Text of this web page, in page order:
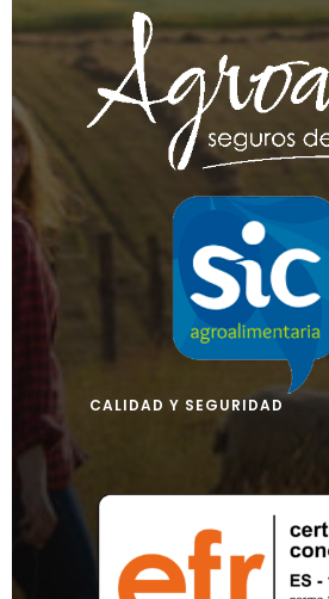
CALIDAD Y SEGURIDAD